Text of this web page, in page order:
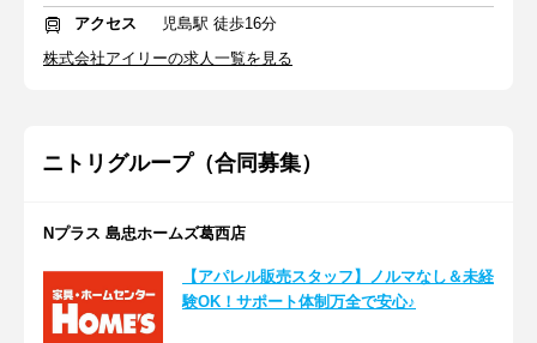
アクセス
児島駅 徒歩16分
株式会社アイリーの求人一覧を見る
ニトリグループ（合同募集）
Nプラス 島忠ホームズ葛西店
【アパレル販売スタッフ】ノルマなし＆未経
験OK！サポート体制万全で安心♪